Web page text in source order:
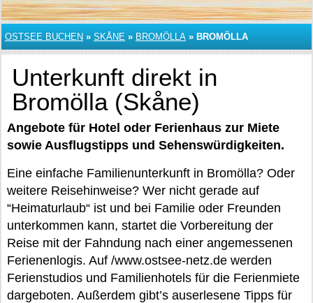
OSTSEE BUCHEN » SKÅNE » BROMÖLLA » BROMÖLLA
Unterkunft direkt in
Bromölla (Skåne)
Angebote für Hotel oder Ferienhaus zur Miete
sowie Ausflugstipps und Sehenswürdigkeiten.
Eine einfache Familienunterkunft in Bromölla? Oder
weitere Reisehinweise? Wer nicht gerade auf
“Heimaturlaub“ ist und bei Familie oder Freunden
unterkommen kann, startet die Vorbereitung der
Reise mit der Fahndung nach einer angemessenen
Ferienenlogis. Auf /www.ostsee-netz.de werden
Ferienstudios und Familienhotels für die Ferienmiete
dargeboten. Außerdem gibt’s auserlesene Tipps für